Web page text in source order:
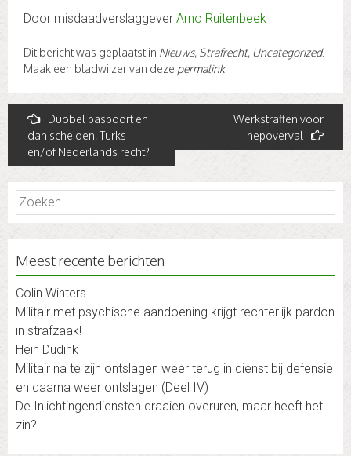
Door misdaadverslaggever Arno Ruitenbeek
Dit bericht was geplaatst in Nieuws, Strafrecht, Uncategorized.
Maak een bladwijzer van deze permalink.
Post
navigation
Dubbel paspoort en
dan scheiden, Turks
en/of Nederlands recht?
Werkstraffen voor
nepoverval
Zoeken
naar:
Meest recente berichten
Colin Winters
Militair met psychische aandoening krijgt rechterlijk pardon
in strafzaak!
Hein Dudink
Militair na te zijn ontslagen weer terug in dienst bij defensie
en daarna weer ontslagen (Deel IV)
De Inlichtingendiensten draaien overuren, maar heeft het
zin?